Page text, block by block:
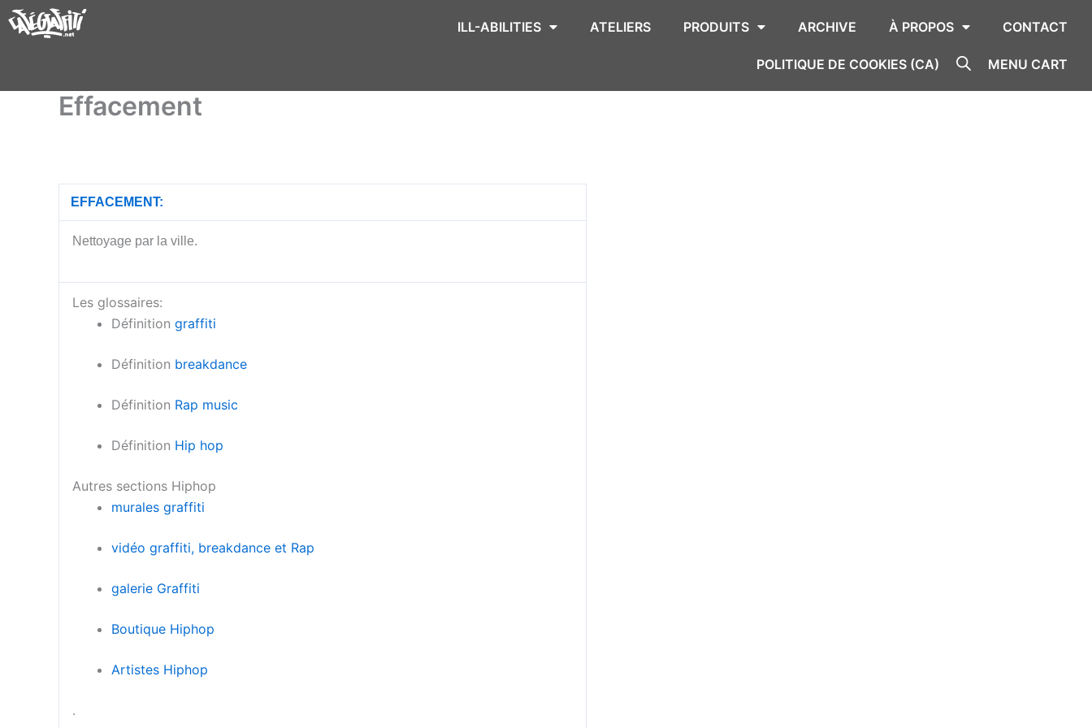
Aller
au
ILL-ABILITIES ATELIERS PRODUITS ARCHIVE À PROPOS CONTACT
POLITIQUE DE COOKIES (CA) MENU CART
Effacement
EFFACEMENT:
Nettoyage par la ville.
Les glossaires:
Définition graffiti
Définition breakdance
Définition Rap music
Définition Hip hop
Autres sections Hiphop
murales graffiti
vidéo graffiti, breakdance et Rap
galerie Graffiti
Boutique Hiphop
Artistes Hiphop
.